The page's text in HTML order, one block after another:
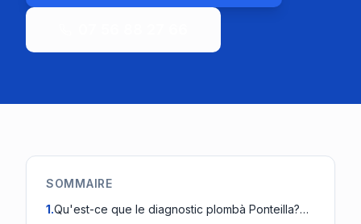
SOMMAIRE
1.Qu'est-ce que le diagnostic plombà Ponteilla?…